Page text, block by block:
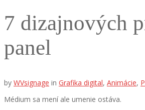
7 dizajnových
panel
by WVsignage in Grafika digital, Animácie,
Médium sa mení ale umenie ostáva.